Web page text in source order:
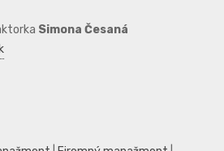
Simona Česaná